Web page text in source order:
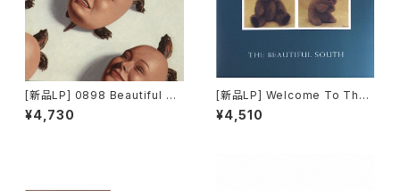
[新品LP] 0898 Beautiful So
uth / The Beautiful South ?
¥4,730
[新品LP] Welcome To The
Beautiful South / The Beau
tiful South ?
¥4,510